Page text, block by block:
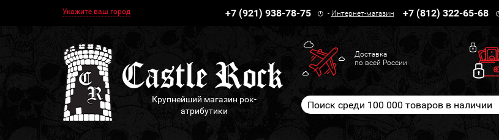
Укажите ваш город +7 (921) 938-78-75 - Интернет-магазин +7 (812) 322-65-68
Крупнейший магазин рок-
атрибутики
Доставка
по всей России